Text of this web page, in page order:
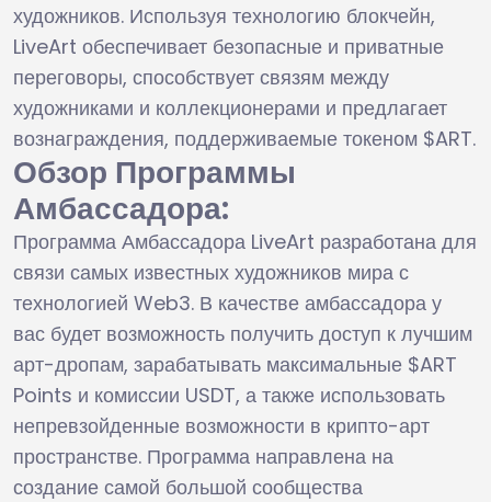
художников. Используя технологию блокчейн,
LiveArt обеспечивает безопасные и приватные
переговоры, способствует связям между
художниками и коллекционерами и предлагает
вознаграждения, поддерживаемые токеном $ART.
Обзор Программы
Амбассадора:
Программа Амбассадора LiveArt разработана для
связи самых известных художников мира с
технологией Web3. В качестве амбассадора у
вас будет возможность получить доступ к лучшим
арт-дропам, зарабатывать максимальные $ART
Points и комиссии USDT, а также использовать
непревзойденные возможности в крипто-арт
пространстве. Программа направлена на
создание самой большой сообщества